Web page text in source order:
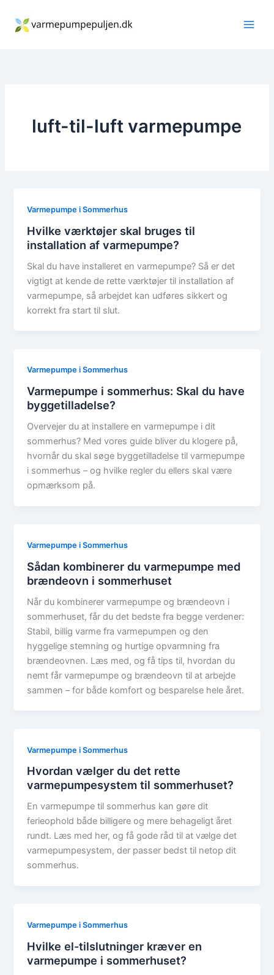
indholdet
luft-til-luft varmepumpe
Varmepumpe i Sommerhus
Hvilke værktøjer skal bruges til
installation af varmepumpe?
Skal du have installeret en varmepumpe? Så er det
vigtigt at kende de rette værktøjer til installation af
varmepumpe, så arbejdet kan udføres sikkert og
korrekt fra start til slut.
Varmepumpe i Sommerhus
Varmepumpe i sommerhus: Skal du have
byggetilladelse?
Overvejer du at installere en varmepumpe i dit
sommerhus? Med vores guide bliver du klogere på,
hvornår du skal søge byggetilladelse til varmepumpe
i sommerhus – og hvilke regler du ellers skal være
opmærksom på.
Varmepumpe i Sommerhus
Sådan kombinerer du varmepumpe med
brændeovn i sommerhuset
Når du kombinerer varmepumpe og brændeovn i
sommerhuset, får du det bedste fra begge verdener:
Stabil, billig varme fra varmepumpen og den
hyggelige stemning og hurtige opvarmning fra
brændeovnen. Læs med, og få tips til, hvordan du
nemt får varmepumpe og brændeovn til at arbejde
sammen – for både komfort og besparelse hele året.
Varmepumpe i Sommerhus
Hvordan vælger du det rette
varmepumpesystem til sommerhuset?
En varmepumpe til sommerhus kan gøre dit
ferieophold både billigere og mere behageligt året
rundt. Læs med her, og få gode råd til at vælge det
varmepumpesystem, der passer bedst til netop dit
sommerhus.
Varmepumpe i Sommerhus
Hvilke el-tilslutninger kræver en
varmepumpe i sommerhuset?